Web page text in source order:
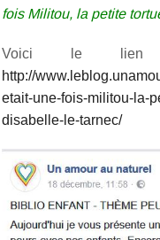
fois Militou, la petite
Voici le
http://
etait-une-fois-militou-la-
disabelle-le-tarnec/